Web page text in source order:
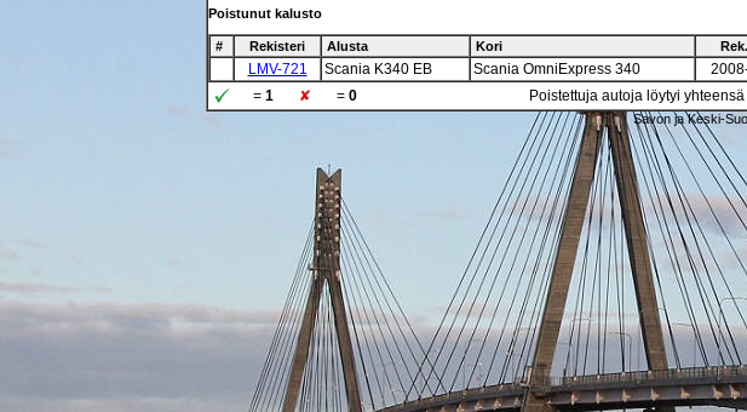
Poistunut kalusto
# Rekisteri Alusta Kori
LMV-721 Scania K340 EB Scania OmniExpress 340
= 1 = 0 Poistettuja autoja löytyi yhteensä
Savon ja Keski-